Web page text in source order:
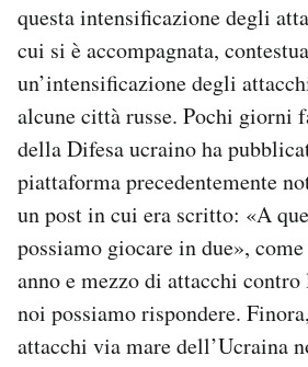
questa intensificazione degli
cui si è accompagnata,
un’intensificazione degli
alcune città russe. Pochi giorni
della Difesa ucraino ha
piattaforma precedentemente
un post in cui era scritto: «A
possiamo giocare in due»,
anno e mezzo di attacchi contro
noi possiamo rispondere.
attacchi via mare dell’Ucraina